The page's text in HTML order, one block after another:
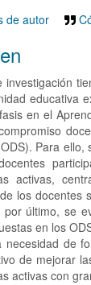
de autor
investigación
educativa
en el
Para
activas,
los docentes
por último, se
en los
necesidad de
de mejorar
activas con